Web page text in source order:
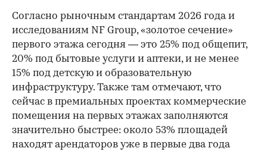
Согласно рыночным стандартам 2026 года и
исследованиям NF Group, «золотое сечение»
первого этажа сегодня — это 25% под общепит,
20% под бытовые услуги и аптеки, и не менее
15% под детскую и образовательную
инфраструктуру. Также там отмечают, что
сейчас в премиальных проектах коммерческие
помещения на первых этажах заполняются
значительно быстрее: около 53% площадей
находят арендаторов уже в первые два года